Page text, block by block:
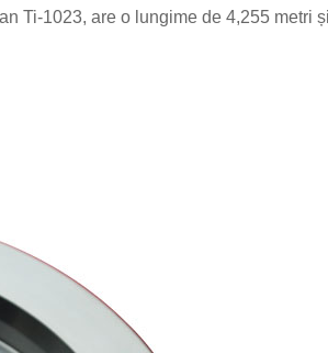
Ti-1023, are o lungime de 4,255 metri